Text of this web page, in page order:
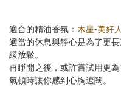
適合的精油香氛： 木星-美好
適當的休息與靜心是為了更
緩放鬆。
再睜開之後，或許嘗試用更
氣頓時讓你感到心胸遼闊。